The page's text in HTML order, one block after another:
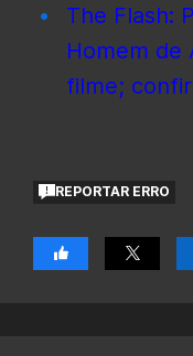
The Flash:
Homem de
filme;
REPORTAR ERRO